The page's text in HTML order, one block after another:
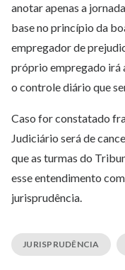
anotar apenas a
base no princípio da
empregador de
próprio empregado irá
o controle diário que
Caso for constatado
Judiciário será de
que as turmas do
esse entendimento
jurisprudência.
JURISPRUDÊNCIA